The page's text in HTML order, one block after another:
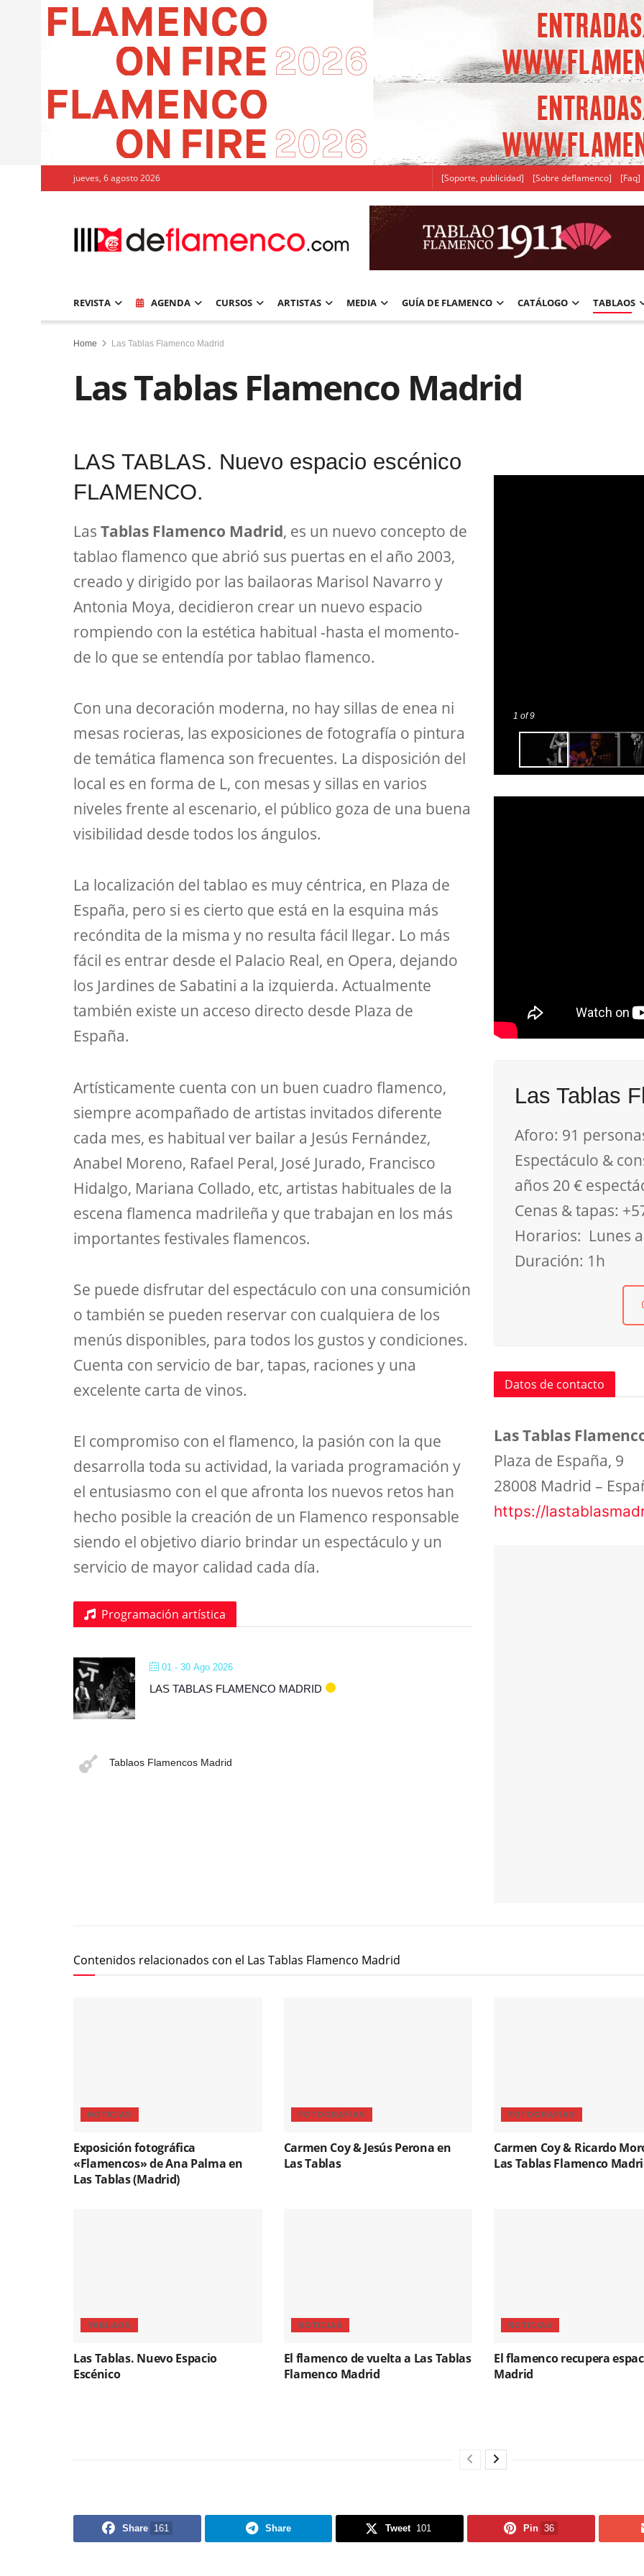
jueves, 6 agosto 2026 [Soporte, publicidad] [Sobre deflamenco] [Faq]
REVISTA AGENDA CURSOS ARTISTAS MEDIA GUÍA DE FLAMENCO CATÁLOGO TABLAOS
Home Las Tablas Flamenco Madrid
Las Tablas Flamenco Madrid
LAS TABLAS. Nuevo espacio escénico
FLAMENCO.
Las Tablas Flamenco Madrid, es un nuevo concepto de
tablao flamenco que abrió sus puertas en el año 2003,
creado y dirigido por las bailaoras Marisol Navarro y
Antonia Moya, decidieron crear un nuevo espacio
rompiendo con la estética habitual -hasta el momento-
de lo que se entendía por tablao flamenco.
Con una decoración moderna, no hay sillas de enea ni
mesas rocieras, las exposiciones de fotografía o pintura
de temática flamenca son frecuentes. La disposición del
local es en forma de L, con mesas y sillas en varios
niveles frente al escenario, el público goza de una buena
visibilidad desde todos los ángulos.
La localización del tablao es muy céntrica, en Plaza de
España, pero si es cierto que está en la esquina más
recóndita de la misma y no resulta fácil llegar. Lo más
fácil es entrar desde el Palacio Real, en Opera, dejando
los Jardines de Sabatini a la izquierda. Actualmente
también existe un acceso directo desde Plaza de
España.
Artísticamente cuenta con un buen cuadro flamenco,
siempre acompañado de artistas invitados diferente
cada mes, es habitual ver bailar a Jesús Fernández,
Anabel Moreno, Rafael Peral, José Jurado, Francisco
Hidalgo, Mariana Collado, etc, artistas habituales de la
escena flamenca madrileña y que trabajan en los más
importantes festivales flamencos.
Se puede disfrutar del espectáculo con una consumición
o también se pueden reservar con cualquiera de los
menús disponibles, para todos los gustos y condiciones.
Cuenta con servicio de bar, tapas, raciones y una
excelente carta de vinos.
El compromiso con el flamenco, la pasión con la que
desarrolla toda su actividad, la variada programación y
el entusiasmo con el que afronta los nuevos retos han
hecho posible la creación de un Flamenco responsable
siendo el objetivo diario brindar un espectáculo y un
servicio de mayor calidad cada día.
Programación artística
01 - 30 Ago 2026
LAS TABLAS FLAMENCO MADRID
Tablaos Flamencos Madrid
1 of 9
Las Tablas
Aforo: 91
Espectáculo &
años 20 €
Cenas & tapas:
Horarios: Lunes
Duración: 1h
Datos de contacto
Las Tablas
Plaza de España, 9
28008 Madrid –
https://
Contenidos relacionados con el Las Tablas Flamenco Madrid
NOTICIAS
Exposición fotográfica
«Flamencos» de Ana Palma en
Las Tablas (Madrid)
FOTOGRAFÍAS
Carmen Coy & Jesús Perona en
Las Tablas
FOTOGRAFÍAS
Carmen Coy & Ricardo
Las Tablas Flamenco
TABLAOS
Las Tablas. Nuevo Espacio
Escénico
NOTICIAS
El flamenco de vuelta a Las Tablas
Flamenco Madrid
NOTICIAS
El flamenco recupera
Madrid
Share 161 Share Tweet 101 Pin 36